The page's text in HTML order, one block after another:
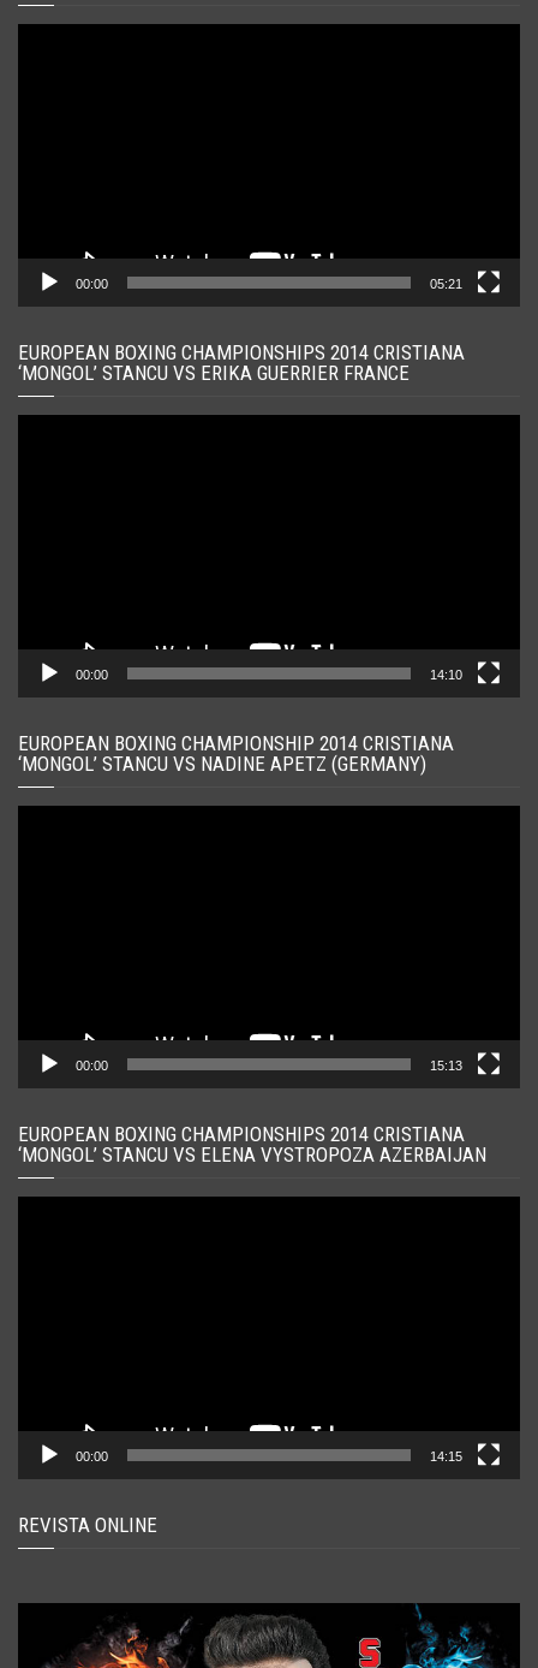
00:00 05:21
EUROPEAN BOXING CHAMPIONSHIPS 2014 CRISTIANA
‘MONGOL’ STANCU VS ERIKA GUERRIER FRANCE
00:00 14:10
EUROPEAN BOXING CHAMPIONSHIP 2014 CRISTIANA
‘MONGOL’ STANCU VS NADINE APETZ (GERMANY)
00:00 15:13
EUROPEAN BOXING CHAMPIONSHIPS 2014 CRISTIANA
‘MONGOL’ STANCU VS ELENA VYSTROPOZA AZERBAIJAN
00:00 14:15
REVISTA ONLINE